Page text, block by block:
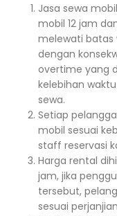
Jasa sewa
mobil 12 jam
melewati batas
dengan
overtime yang
kelebihan
sewa.
Setiap
mobil sesuai
staff reservasi
Harga rental
jam, jika
tersebut,
sesuai